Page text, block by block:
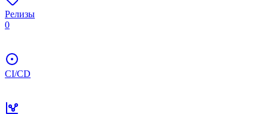
Релизы
0
CI/CD